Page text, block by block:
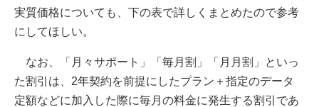
実質価格についても、下の表で詳しくまとめたので参考
にしてほしい。
なお、「月々サポート」「毎月割」「月月割」といっ
た割引は、2年契約を前提にしたプラン＋指定のデータ
定額などに加入した際に毎月の料金に発生する割引であ